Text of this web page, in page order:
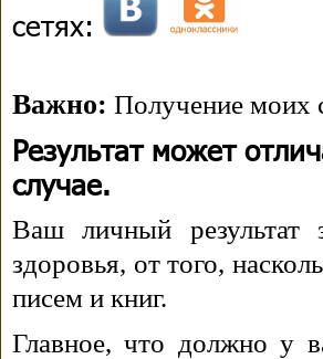
сетях:
Важно: Получение моих
Результат может
случае.
Ваш личный результат
здоровья, от того,
писем и книг.
Главное, что должно у